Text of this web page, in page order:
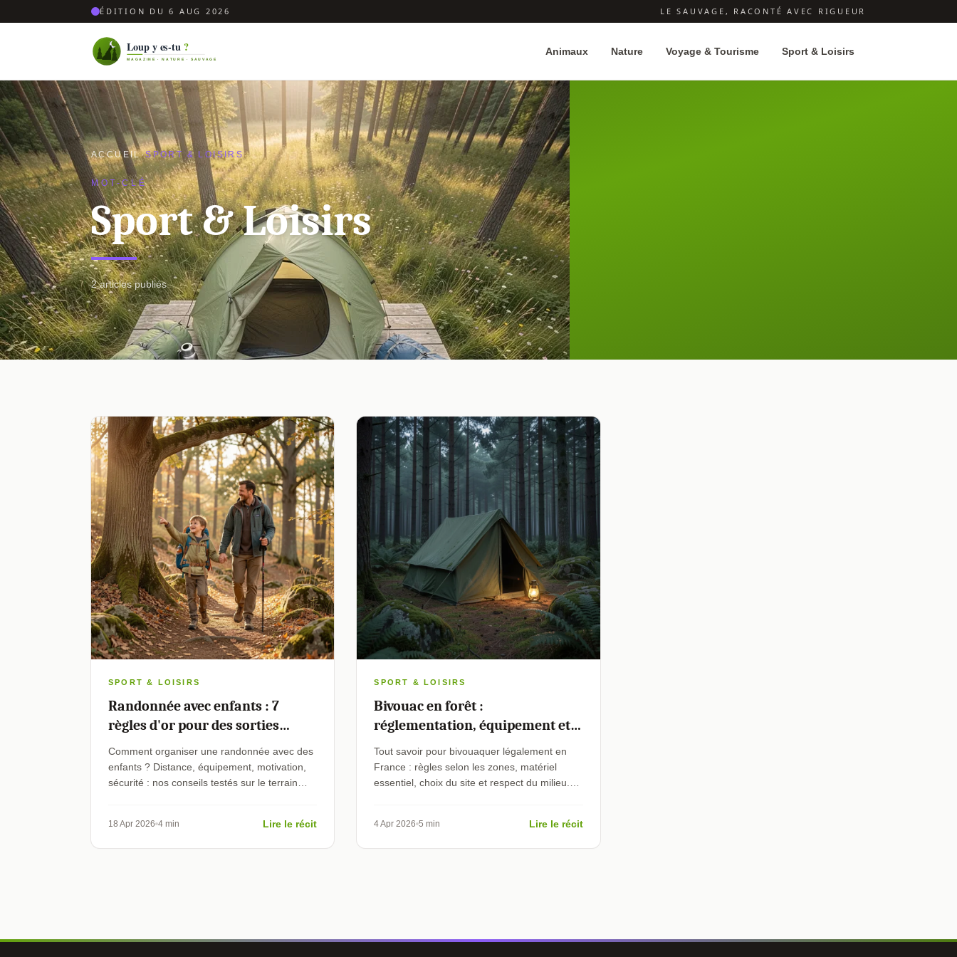
ÉDITION DU 6 AUG 2026 LE SAUVAGE, RACONTÉ AVEC RIGUEUR
Animaux Nature Voyage & Tourisme Sport & Loisirs
ACCUEIL·SPORT & LOISIRS
MOT-CLÉ
Sport & Loisirs
2 articles publiés
SPORT & LOISIRS
Randonnée avec enfants : 7
règles d'or pour des sorties
réussies
Comment organiser une randonnée avec des
enfants ? Distance, équipement, motivation,
sécurité : nos conseils testés sur le terrain
18 Apr 2026 4 min Lire le récit
SPORT & LOISIRS
Bivouac en forêt :
réglementation, équipement et
bonnes pratiques
Tout savoir pour bivouaquer légalement en
France : règles selon les zones, matériel
essentiel, choix du site et respect du milieu.
4 Apr 2026 5 min Lire le récit